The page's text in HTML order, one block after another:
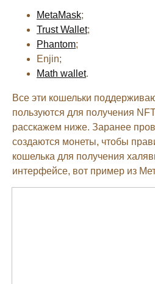
MetaMask;
Trust Wallet;
Phantom;
Enjin;
Math wallet.
Все эти кошельки
пользуются для получения
расскажем ниже. Заранее
создаются монеты, чтобы
кошелька для получения
интерфейсе, вот пример из